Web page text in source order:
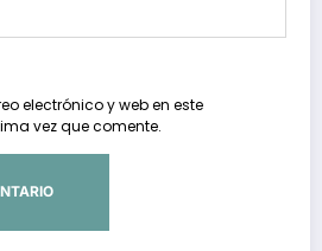
electrónico y web en este
vez que comente.